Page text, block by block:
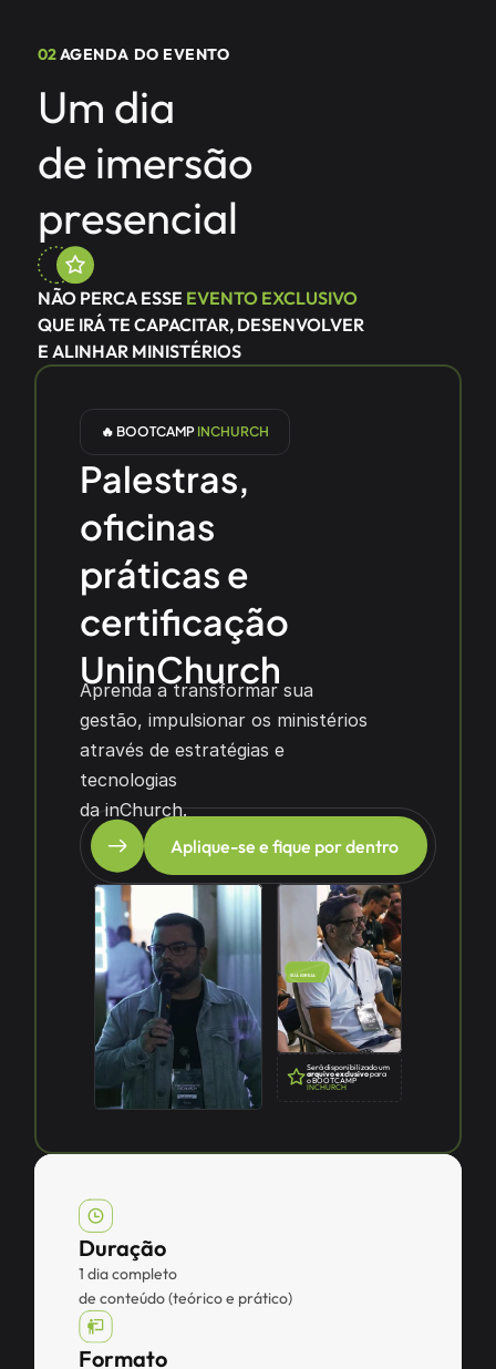
02AGENDA DO EVENTO
Um dia
de imersão
presencial
NÃO PERCA ESSE
EVENTO EXCLUSIVO
QUE IRÁ TE CAPACITAR, DESENVOLVER
E ALINHAR MINISTÉRIOS
🔥 BOOTCAMP INCHURCH
Palestras,
oficinas
práticas e
certificação
UninChurch
Aprenda a transformar sua
gestão, impulsionar os ministérios
através de estratégias e
tecnologias
da inChurch.
Aplique-se e fique por dentro
SUA IGREJA
Será disponibilizado um
arquivo exclusivo para
INCHURCH
Duração
1 dia completo
de conteúdo (teórico e prático)
Formato